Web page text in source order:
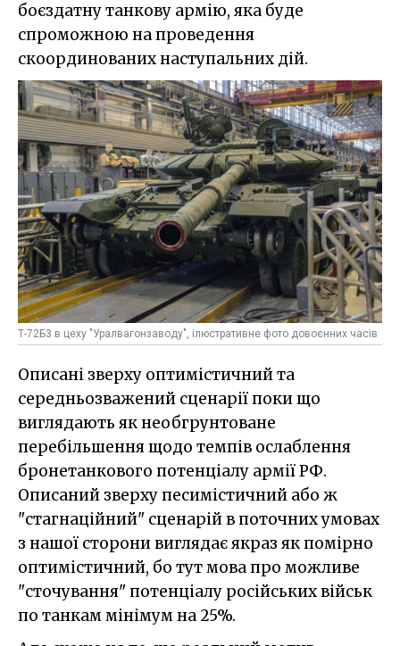
боєздатну танкову армію, яка буде
спроможною на проведення
скоординованих наступальних дій.
Т-72Б3 в цеху "Уралвагонзаводу", ілюстративне фото довоєнних часів
Описані зверху оптимістичний та
середньозважений сценарії поки що
виглядають як необгрунтоване
перебільшення щодо темпів ослаблення
бронетанкового потенціалу армії РФ.
Описаний зверху песимістичний або ж
"стагнаційний" сценарій в поточних умовах
з нашої сторони виглядає якраз як помірно
оптимістичний, бо тут мова про можливе
"сточування" потенціалу російських військ
по танкам мінімум на 25%.